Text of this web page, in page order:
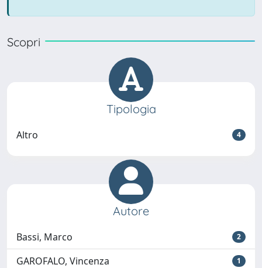
Scopri
Tipologia
Altro 4
Autore
Bassi, Marco 2
GAROFALO, Vincenza 1